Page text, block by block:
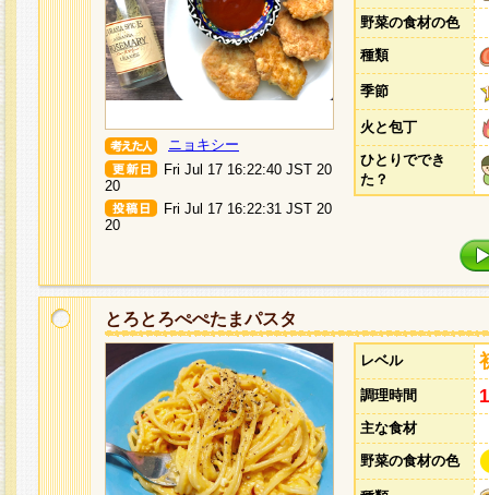
ニョキシー
Fri Jul 17 16:22:40 JST 20
20
Fri Jul 17 16:22:31 JST 20
20
野菜の食材の色
種類
季節
火と包丁
ひとりででき
た？
とろとろぺぺたまパスタ
レベル
調理時間
主な食材
野菜の食材の色